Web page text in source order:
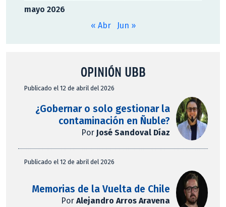
mayo 2026
« Abr Jun »
OPINIÓN UBB
Publicado el 12 de abril del 2026
¿Gobernar o solo gestionar la
contaminación en Ñuble?
Por José Sandoval Díaz
Publicado el 12 de abril del 2026
Memorias de la Vuelta de Chile
PorAlejandro Arros Aravena